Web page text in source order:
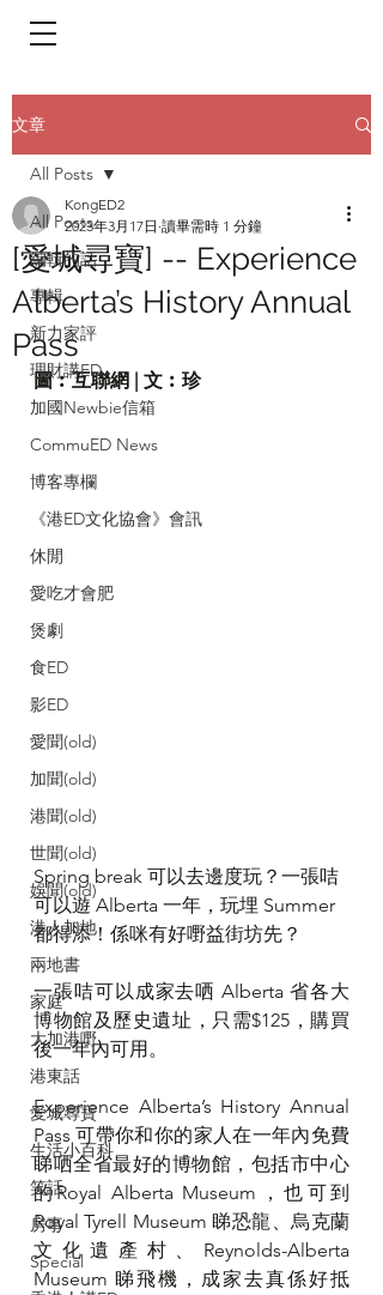
文章
All Posts
編輯的話
專輯
新力家評
理財講ED
加國Newbie信箱
CommuED News
博客專欄
《港ED文化協會》會訊
休閒
愛吃才會肥
煲劇
食ED
影ED
愛聞(old)
加聞(old)
港聞(old)
世聞(old)
娛聞(old)
港人加地
兩地書
家庭
大加港嘢
港東話
愛城尋寶
生活小百科
笑話
房事
Special
All Posts
[愛城尋寶] -- Experience
Alberta’s History Annual
Pass
KongED2
2023年3月17日 讀畢需時 1 分鐘
圖︰互聯網 | 文︰珍
Spring break 可以去邊度玩？一張咭
可以遊 Alberta 一年，玩埋 Summer
都得添！係咪有好嘢益街坊先？
一張咭可以成家去哂 Alberta 省各大
博物館及歷史遺址，只需$125，購買
後一年內可用。
Experience Alberta’s History Annual
Pass 可帶你和你的家人在一年內免費
睇哂全省最好的博物館，包括市中心
的Royal Alberta Museum，也可到
Royal Tyrell Museum 睇恐龍、烏克蘭
文化遺產村、Reynolds-Alberta
Museum 睇飛機，成家去真係好抵